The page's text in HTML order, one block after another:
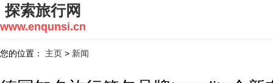
探索旅行网
www.enqunsi.cn
您的位置： 主页 > 新闻